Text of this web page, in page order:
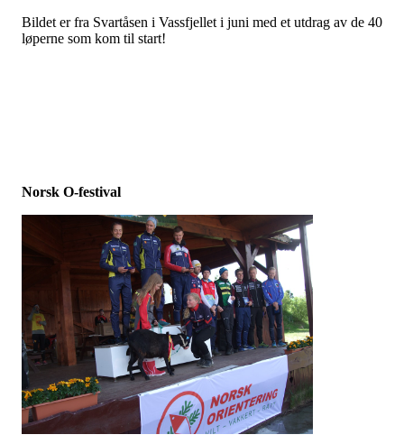
Bildet er fra Svartåsen i Vassfjellet i juni med et utdrag av de 40
løperne som kom til start!
Norsk O-festival